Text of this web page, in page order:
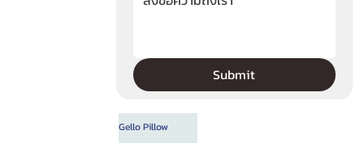
Submit
Gello Pillow